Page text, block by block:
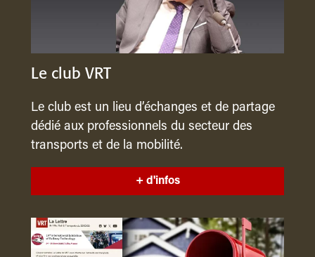
Le club VRT
Le club est un lieu d’échanges et de partage
dédié aux professionnels du secteur des
transports et de la mobilité.
+ d'infos